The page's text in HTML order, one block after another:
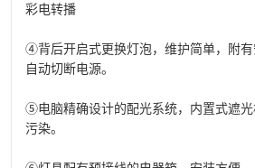
彩电转播
④背后开启式更换灯泡，维护简单，附
自动切断电源。
⑤电脑精确设计的配光系统，内置式遮
污染。